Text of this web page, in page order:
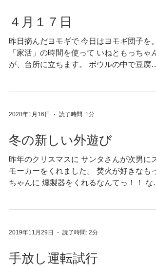
４月１７日
昨日摘んだヨモギで 今日はヨモギ団子を。
「家活」の時間を使って いねともっちゃん
が、台所に立ちます。 ボウルの中で豆腐を
言います。...
2020年1月16日 読了時間: 1分
冬の新しい外遊び
昨年のクリスマスに サンタさんが次男にス
モーカーをくれました。 焚火が好きなもっ
ちゃんに 燻製器をくれるなんてっ！！ な
2019年11月29日 読了時間: 2分
手放し運転試行